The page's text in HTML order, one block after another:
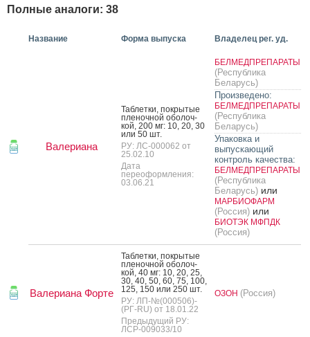
Полные аналоги: 38
Название Форма выпуска Владелец рег. уд.
Валериана
Таб­летки, пок­ры­тые
пле­ноч­ной обо­лоч­
кой, 200 мг: 10, 20, 30
или 50 шт.
РУ: ЛС-000062 от
25.02.10
Дата
переоформления:
03.06.21
БЕЛМЕДПРЕПАРАТЫ
(Республика
Беларусь)
Произведено:
БЕЛМЕДПРЕПАРАТЫ
(Республика
Беларусь)
Упаковка и
выпускающий
контроль качества:
БЕЛМЕДПРЕПАРАТЫ
(Республика
Беларусь) или
МАРБИОФАРМ
(Россия) или
БИОТЭК МФПДК
(Россия)
Валериана Форте
Таб­летки, пок­ры­тые
пле­ноч­ной обо­лоч­
кой, 40 мг: 10, 20, 25,
30, 40, 50, 60, 75, 100,
125, 150 или 250 шт.
РУ: ЛП-№(000506)-
(РГ-RU) от 18.01.22
Предыдущий РУ:
ЛСР-009033/10
ОЗОН (Россия)